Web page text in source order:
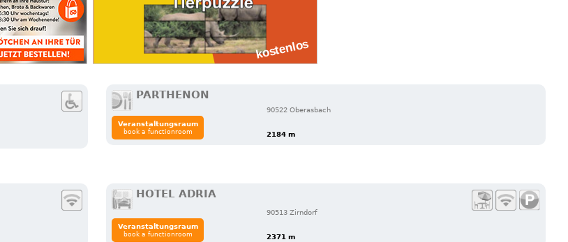
PARTHENON
90522 Oberasbach
2184 m
Veranstaltungsraum
book a functionroom
HOTEL ADRIA
90513 Zirndorf
2371 m
Veranstaltungsraum
book a functionroom